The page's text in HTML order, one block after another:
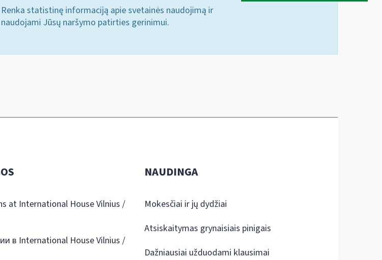
Renka statistinę informaciją apie svetainės naudojimą ir
naudojami Jūsų naršymo patirties gerinimui.
at International House Vilnius /
в International House Vilnius /
NAUDINGA
Mokesčiai ir jų dydžiai
Atsiskaitymas grynaisiais pinigais
Dažniausiai užduodami klausimai